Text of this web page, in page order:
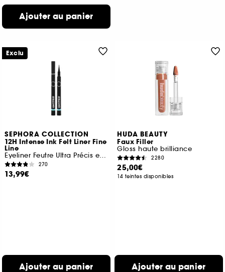
Ajouter au panier
SEPHORA COLLECTION
12H Intense Ink Felt Liner Fine
Line
Eyeliner Feutre Ultra Précis et Intense
270
13,99€
Ajouter au panier
Exclu
HUDA BEAUTY
Faux Filler
Gloss haute brilliance
2280
25,00€
14 teintes disponibles
Ajouter au panier